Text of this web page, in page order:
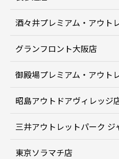
酒々井プレミアム・アウト
グランフロント大阪店
御殿場プレミアム・アウト
昭島アウトドアヴィレッジ
三井アウトレットパーク
東京ソラマチ店